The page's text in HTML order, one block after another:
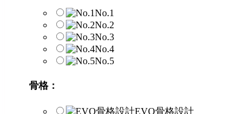
No.1
No.2
No.3
No.4
No.5
骨格：
EVO骨格設計